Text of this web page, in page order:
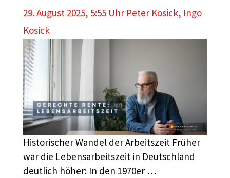
29. August 2025, 5:55 Uhr Peter Kosick, Ingo
Kosick
Historischer Wandel der Arbeitszeit Früher
war die Lebensarbeitszeit in Deutschland
deutlich höher: In den 1970er …